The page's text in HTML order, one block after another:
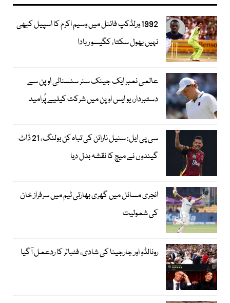
1992 ورلڈکپ فائنل میں وسیم اکرم کا اسپیل کبھی
نہیں بھول سکتا، کگیسو ربادا
عالمی نمبر ایک جینک سنر سنسناٹی اوپن سے
دستبردار، یو ایس اوپن میں شرکت کیلیے پُرامید
سی پی ایل: سنیل نارائن کی تباہ کن بولنگ، 21 ڈاٹ
گیندوں نے میچ کا نقشہ بدل دیا
انجری مسائل میں گھری بھارتی ٹیم میں سرفراز خان
کی شمولیت
رونالڈو اور جارجینا کی شادی، فٹبالر کا ردعمل آگیا